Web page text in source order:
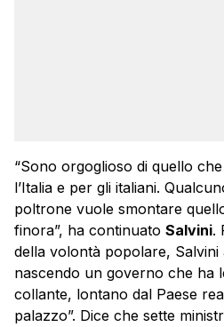
“Sono orgoglioso di quello
l’Italia e per gli italiani.
poltrone vuole smontare
finora”, ha continuato Salvini.
della volontà popolare, Salvini
nascendo un governo che ha
collante, lontano dal Paese
palazzo”. Dice che sette